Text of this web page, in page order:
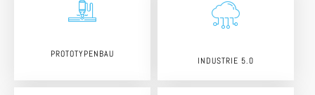
PROTOTYPENBAU
INDUSTRIE 5.0